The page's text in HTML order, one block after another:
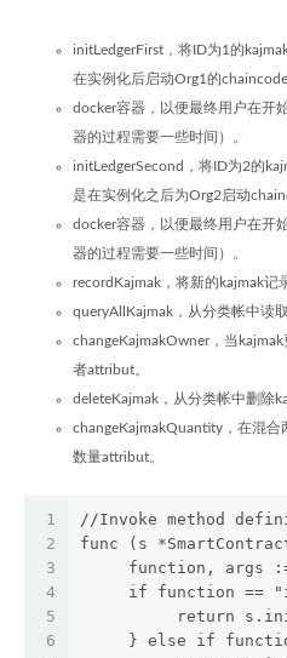
initLedgerFirst，将ID为1的
在实例化后启动Org1的chaincode
docker容器，以便最终用户在开
器的过程需要一些时间）。
initLedgerSecond，将ID为2的
是在实例化之后为Org2启动
docker容器，以便最终用户在开
器的过程需要一些时间）。
recordKajmak，将新的kajmak记
queryAllKajmak，从分类帐中读
changeKajmakOwner，当
者attribut。
deleteKajmak，从分类帐中删除
changeKajmakQuantity，在混合
数量attribut。
1
2
3
4
5
6
//Invoke method
func (s
function, args
if function ==
return
} else if